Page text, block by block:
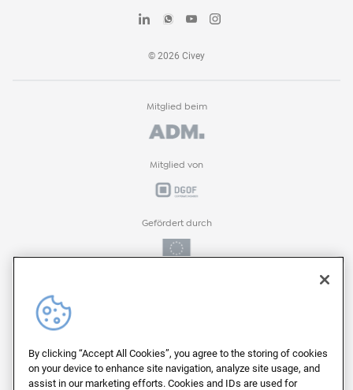
© 2026 Civey
Mitglied beim
Mitglied von
Gefördert durch
By clicking “Accept All Cookies”, you agree to the storing of cookies
on your device to enhance site navigation, analyze site usage, and
assist in our marketing efforts. Cookies and IDs are used for